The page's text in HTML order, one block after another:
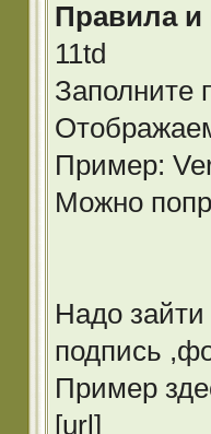
Правила
11td
Заполните
Пример:
Можно
Надо
подпись
Пример
[url]